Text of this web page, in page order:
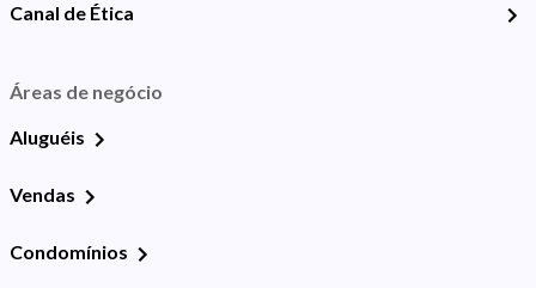
Canal de Ética
Áreas de negócio
Aluguéis
Vendas
Condomínios